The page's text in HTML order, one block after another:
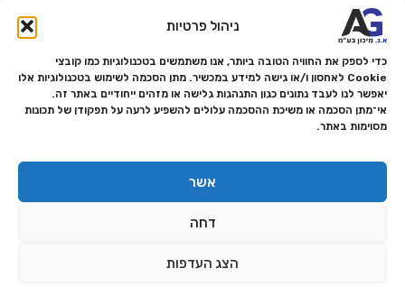
ניהול פרטיות
כדי לספק את החוויה הטובה ביותר, אנו משתמשים בטכנולוגיות כמו קובצי
Cookie לאחסון ו/או גישה למידע במכשיר. מתן הסכמה לשימוש בטכנולוגיות אלו
יאפשר לנו לעבד נתונים כגון התנהגות גלישה או מזהים ייחודיים באתר זה.
אי־מתן הסכמה או משיכת ההסכמה עלולים להשפיע לרעה על תפקודן של תכונות
מסוימות באתר.
אשר
דחה
הצג העדפות
משלוחים ואיסוף עצמי
מדריכים ומאמרים
מותגים
מעבדת תיקונים
הצהרת נגישות
מדיניות פרטיות
מדיניות החזרות והחזרים
פתרונות למגזר הרפואי